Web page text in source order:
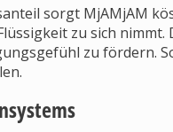
sorgt MjAMjAM
zu sich
zu fördern.